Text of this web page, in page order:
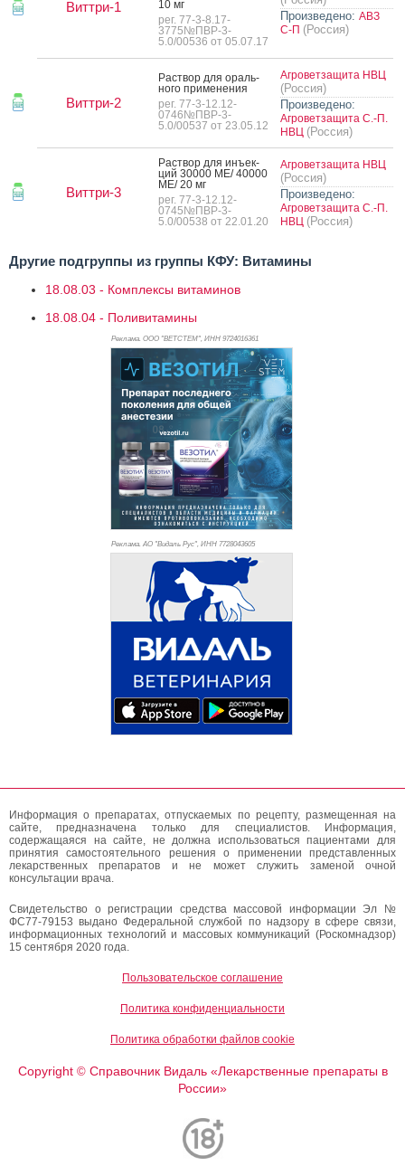
Виттри-1
10 мг
рег. 77-3-8.17-
3775№ПВР-3-
5.0/00536 от 05.07.17
Произведено: АВЗ
С-П (Россия)
Виттри-2
Рас­твор для ораль­
но­го при­мене­ния
рег. 77-3-12.12-
0746№ПВР-3-
5.0/00537 от 23.05.12
Агроветзащита НВЦ
(Россия)
Произведено:
Агроветзащита С.-П.
НВЦ (Россия)
Виттри-3
Рас­твор для инъ­ек­
ций 30000 МЕ/ 40000
МЕ/ 20 мг
рег. 77-3-12.12-
0745№ПВР-3-
5.0/00538 от 22.01.20
Агроветзащита НВЦ
(Россия)
Произведено:
Агроветзащита С.-П.
НВЦ (Россия)
Другие подгруппы из группы КФУ: Витамины
18.08.03 - Комплексы витаминов
18.08.04 - Поливитамины
Реклама. ООО "ВЕТСТЕМ", ИНН 9724016361
Реклама. АО "Видаль Рус", ИНН 7728043605
Информация о препаратах, отпускаемых по рецепту, размещенная на
сайте, предназначена только для специалистов. Информация,
содержащаяся на сайте, не должна использоваться пациентами для
принятия самостоятельного решения о применении представленных
лекарственных препаратов и не может служить заменой очной
консультации врача.
Свидетельство о регистрации средства массовой информации Эл №
ФС77-79153 выдано Федеральной службой по надзору в сфере связи,
информационных технологий и массовых коммуникаций (Роскомнадзор)
15 сентября 2020 года.
Пользовательское соглашение
Политика конфиденциальности
Политика обработки файлов cookie
Copyright ©Справочник Видаль «Лекарственные препараты в
России»